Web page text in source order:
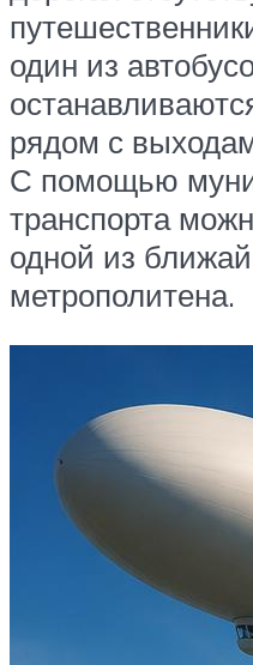
один из
рядом с
С помощью
транспорта
одной из
метрополитена.